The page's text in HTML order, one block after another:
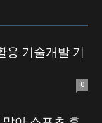
용 기술개발 기
0